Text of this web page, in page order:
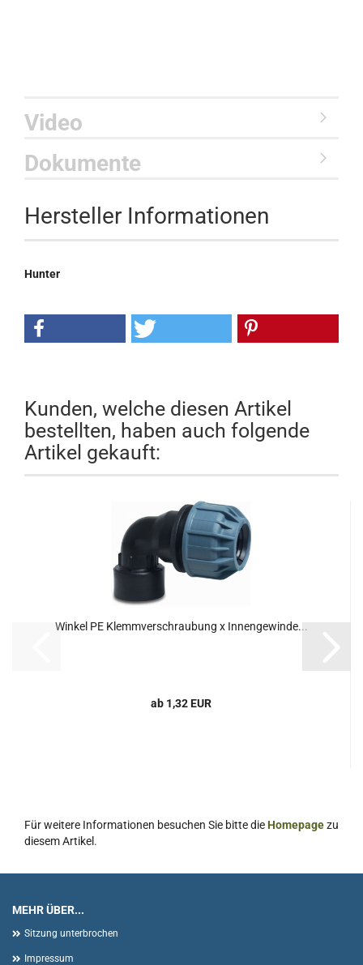
Video
Dokumente
Hersteller Informationen
Hunter
Kunden, welche diesen Artikel
bestellten, haben auch folgende
Artikel gekauft:
Winkel PE Klemmverschraubung x Innengewinde...
ab 1,32 EUR
Für weitere Informationen besuchen Sie bitte dieHomepagezu
diesem Artikel.
MEHR ÜBER...
Sitzung unterbrochen
Impressum